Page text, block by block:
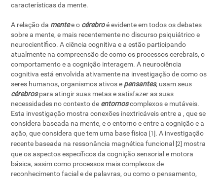
características da mente.
A relação da mentee o cérebroé evidente em todos os debates
sobre a mente, e mais recentemente no discurso psiquiátrico e
neurocientífico. A ciência cognitiva e aestão participando
atualmente na compreensão de como os processos cerebrais, o
comportamento e a cognição interagem. A neurociência
cognitiva está envolvida ativamente na investigação de como os
seres humanos, organismos ativos e pensantes, usam seus
cérebrospara atingir suas metas e satisfazer as suas
necessidades no contexto de entornoscomplexos e mutáveis.
Esta investigação mostra conexões inextricáveis entre a , que se
considera baseada na mente, e o entorno e entre a cognição e a
ação, que considera que tem uma base física [1] . A investigação
recente baseada na ressonância magnética funcional[2] mostra
que os aspectos específicos da cognição sensorial e motora
básica, assim como processos mais complexos de
reconhecimento facial e de palavras, ou como o pensamento,